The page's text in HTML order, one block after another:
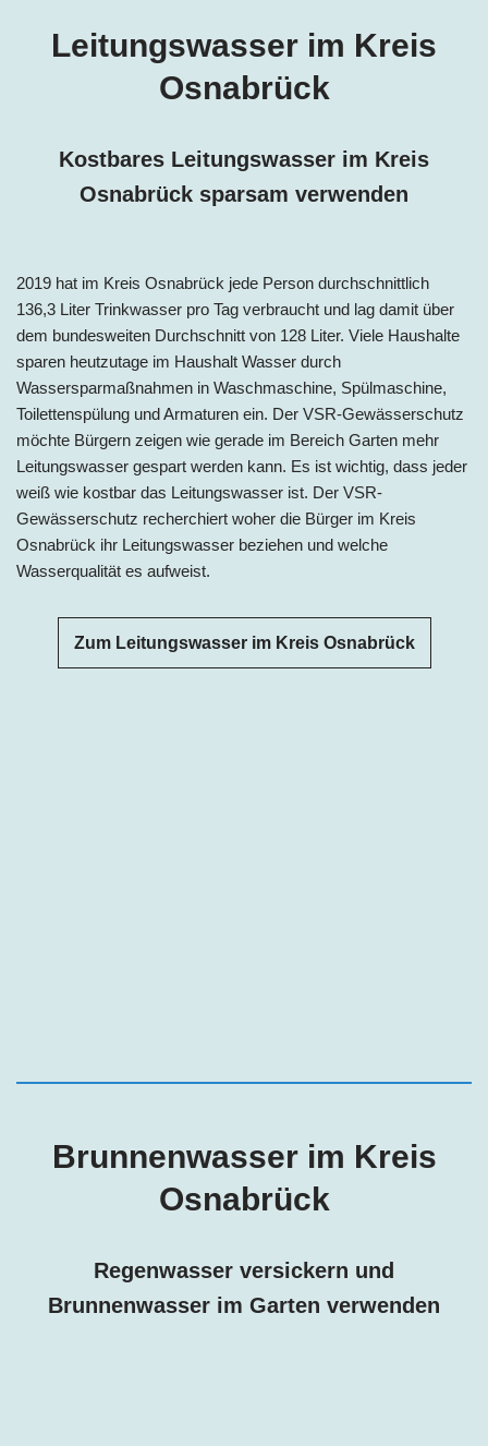
Leitungswasser im Kreis
Osnabrück
Kostbares Leitungswasser im Kreis
Osnabrück sparsam verwenden
2019 hat im Kreis Osnabrück jede Person durchschnittlich
136,3 Liter Trinkwasser pro Tag verbraucht und lag damit über
dem bundesweiten Durchschnitt von 128 Liter. Viele Haushalte
sparen heutzutage im Haushalt Wasser durch
Wassersparmaßnahmen in Waschmaschine, Spülmaschine,
Toilettenspülung und Armaturen ein. Der VSR-Gewässerschutz
möchte Bürgern zeigen wie gerade im Bereich Garten mehr
Leitungswasser gespart werden kann. Es ist wichtig, dass jeder
weiß wie kostbar das Leitungswasser ist. Der VSR-
Gewässerschutz recherchiert woher die Bürger im Kreis
Osnabrück ihr Leitungswasser beziehen und welche
Wasserqualität es aufweist.
Zum Leitungswasser im Kreis Osnabrück
Brunnenwasser im Kreis
Osnabrück
Regenwasser versickern und
Brunnenwasser im Garten verwenden